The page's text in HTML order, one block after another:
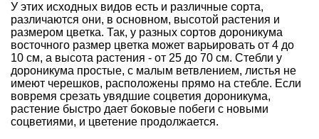
У этих исходных видов есть и различные сорта,
различаются они, в основном, высотой растения и
размером цветка. Так, у разных сортов дороникума
восточного размер цветка может варьировать от 4 до
10 см, а высота растения - от 25 до 70 см. Стебли у
дороникума простые, с малым ветвлением, листья не
имеют черешков, расположены прямо на стебле. Если
вовремя срезать увядшие соцветия дороникума,
растение быстро дает боковые побеги с новыми
соцветиями, и цветение продолжается.